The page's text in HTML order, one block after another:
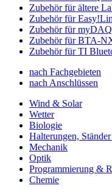
Zubehör für ältere
Zubehör für
Zubehör für myDAQ
Zubehör für BTA-
Zubehör für TI
nach Fachgebieten
nach Anschlüssen
Wind & Solar
Wetter
Biologie
Halterungen,
Mechanik
Optik
Programmierung &
Chemie